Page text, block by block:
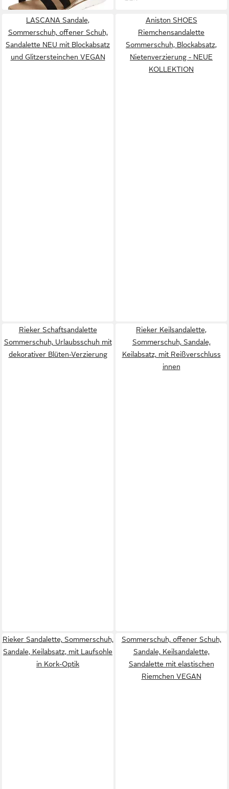
Schmucksteinen VEGAN
LASCANA Sandale,
Sommerschuh, offener Schuh,
Sandalette NEU mit Blockabsatz
und Glitzersteinchen VEGAN
Aniston SHOES
Riemchensandalette
Sommerschuh, Blockabsatz,
Nietenverzierung - NEUE
KOLLEKTION
Rieker Schaftsandalette
Sommerschuh, Urlaubsschuh mit
dekorativer Blüten-Verzierung
Rieker Keilsandalette,
Sommerschuh, Sandale,
Keilabsatz, mit Reißverschluss
innen
Rieker Sandalette, Sommerschuh,
Sandale, Keilabsatz, mit Laufsohle
in Kork-Optik
Sommerschuh, offener Schuh,
Sandale, Keilsandalette,
Sandalette mit elastischen
Riemchen VEGAN